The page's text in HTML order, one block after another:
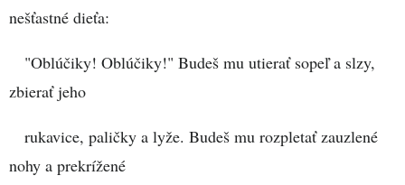
nešťastné dieťa:
"Oblúčiky! Oblúčiky!" Budeš mu utierať sopeľ a slzy,
zbierať jeho
rukavice, paličky a lyže. Budeš mu rozpletať zauzlené
nohy a prekrížené